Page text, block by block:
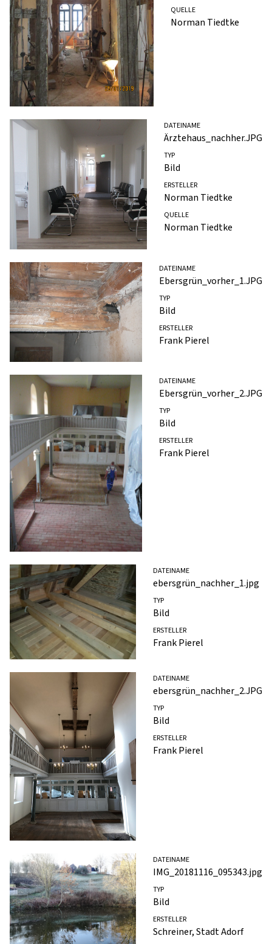
QUELLE
Norman Tiedtke
DATEINAME
Ärztehaus_nachher.JPG
TYP
Bild
ERSTELLER
Norman Tiedtke
QUELLE
Norman Tiedtke
DATEINAME
Ebersgrün_vorher_1.JPG
TYP
Bild
ERSTELLER
Frank Pierel
DATEINAME
Ebersgrün_vorher_2.JPG
TYP
Bild
ERSTELLER
Frank Pierel
DATEINAME
ebersgrün_nachher_1.jpg
TYP
Bild
ERSTELLER
Frank Pierel
DATEINAME
ebersgrün_nachher_2.JPG
TYP
Bild
ERSTELLER
Frank Pierel
DATEINAME
IMG_20181116_095343.jpg
TYP
Bild
ERSTELLER
Schreiner, Stadt Adorf